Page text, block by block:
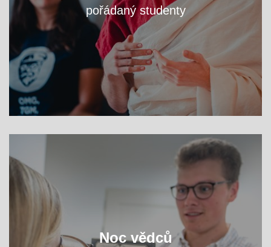
pořádaný studenty
VÍCE
Noc vědců
Navštivte fakultní areál a
zjistěte na workshopech
přednáškách, čím se tu zabýváme.